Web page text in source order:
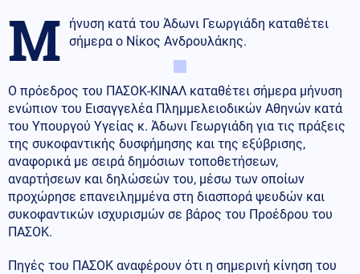
Μ
ήνυση κατά του Άδωνι Γεωργιάδη καταθέτει
σήμερα ο Νίκος Ανδρουλάκης.
Ο πρόεδρος του ΠΑΣΟΚ-ΚΙΝΑΛ καταθέτει σήμερα μήνυση
ενώπιον του Εισαγγελέα Πλημμελειοδικών Αθηνών κατά
του Υπουργού Υγείας κ. Άδωνι Γεωργιάδη για τις πράξεις
της συκοφαντικής δυσφήμησης και της εξύβρισης,
αναφορικά με σειρά δημόσιων τοποθετήσεων,
αναρτήσεων και δηλώσεών του, μέσω των οποίων
προχώρησε επανειλημμένα στη διασπορά ψευδών και
συκοφαντικών ισχυρισμών σε βάρος του Προέδρου του
ΠΑΣΟΚ.
Πηγές του ΠΑΣΟΚ αναφέρουν ότι η σημερινή κίνηση του